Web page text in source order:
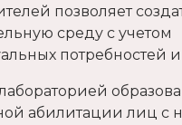
позволяет
среду с учетом
потребностей
абилитации лиц с